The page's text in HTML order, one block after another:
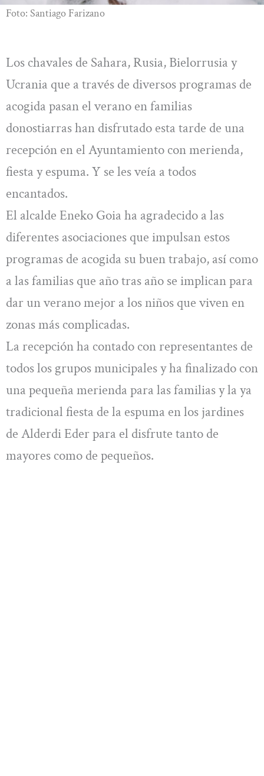
Foto: Santiago Farizano
Los chavales de Sahara, Rusia, Bielorrusia y
Ucrania que a través de diversos programas de
acogida pasan el verano en familias
donostiarras han disfrutado esta tarde de una
recepción en el Ayuntamiento con merienda,
fiesta y espuma. Y se les veía a todos
encantados.
El alcalde Eneko Goia ha agradecido a las
diferentes asociaciones que impulsan estos
programas de acogida su buen trabajo, así como
a las familias que año tras año se implican para
dar un verano mejor a los niños que viven en
zonas más complicadas.
La recepción ha contado con representantes de
todos los grupos municipales y ha finalizado con
una pequeña merienda para las familias y la ya
tradicional fiesta de la espuma en los jardines
de Alderdi Eder para el disfrute tanto de
mayores como de pequeños.